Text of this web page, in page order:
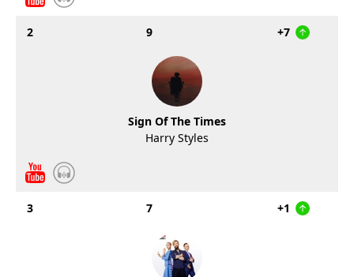
2 9 +7
Sign Of The Times
Harry Styles
3 7 +1